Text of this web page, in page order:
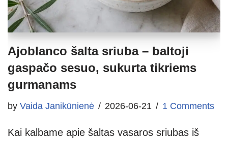
Ajoblanco šalta sriuba – baltoji
gaspačo sesuo, sukurta tikriems
gurmanams
by Vaida Janikūnienė 2026-06-21 1 Comments
Kai kalbame apie šaltas vasaros sriubas iš